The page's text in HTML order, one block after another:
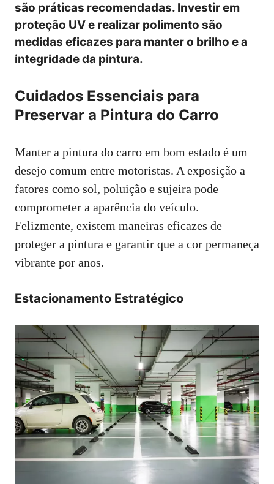
são práticas recomendadas. Investir em
proteção UV e realizar polimento são
medidas eficazes para manter o brilho e a
integridade da pintura.
Cuidados Essenciais para
Preservar a Pintura do Carro
Manter a pintura do carro em bom estado é um
desejo comum entre motoristas. A exposição a
fatores como sol, poluição e sujeira pode
comprometer a aparência do veículo.
Felizmente, existem maneiras eficazes de
proteger a pintura e garantir que a cor permaneça
vibrante por anos.
Estacionamento Estratégico